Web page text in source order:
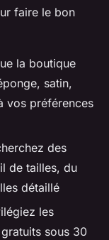
faire le bon
la boutique
satin,
vos préférences
des
de tailles, du
détaillé
les
sous 30